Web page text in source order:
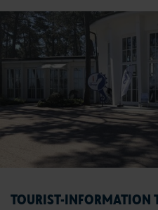
TOURIST-INFORMATION